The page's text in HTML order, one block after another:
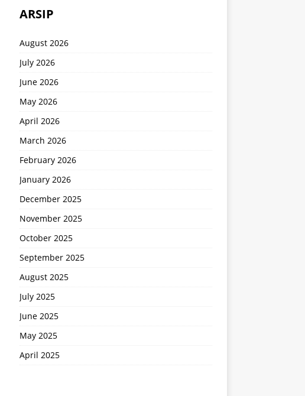
ARSIP
August 2026
July 2026
June 2026
May 2026
April 2026
March 2026
February 2026
January 2026
December 2025
November 2025
October 2025
September 2025
August 2025
July 2025
June 2025
May 2025
April 2025